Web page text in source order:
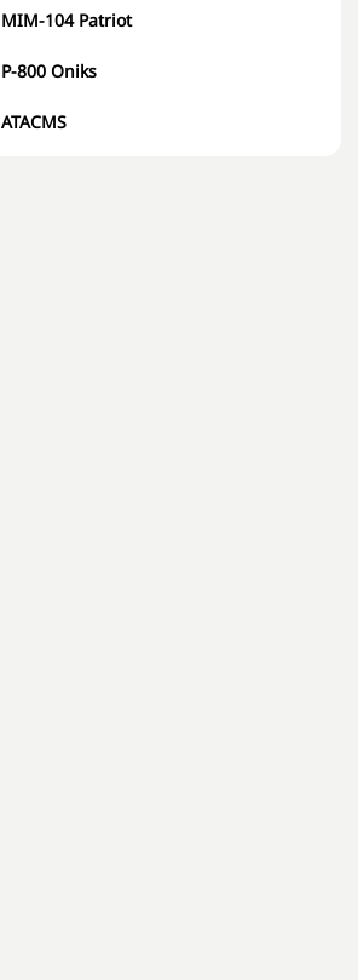
MIM-104 Patriot
P-800 Oniks
ATACMS